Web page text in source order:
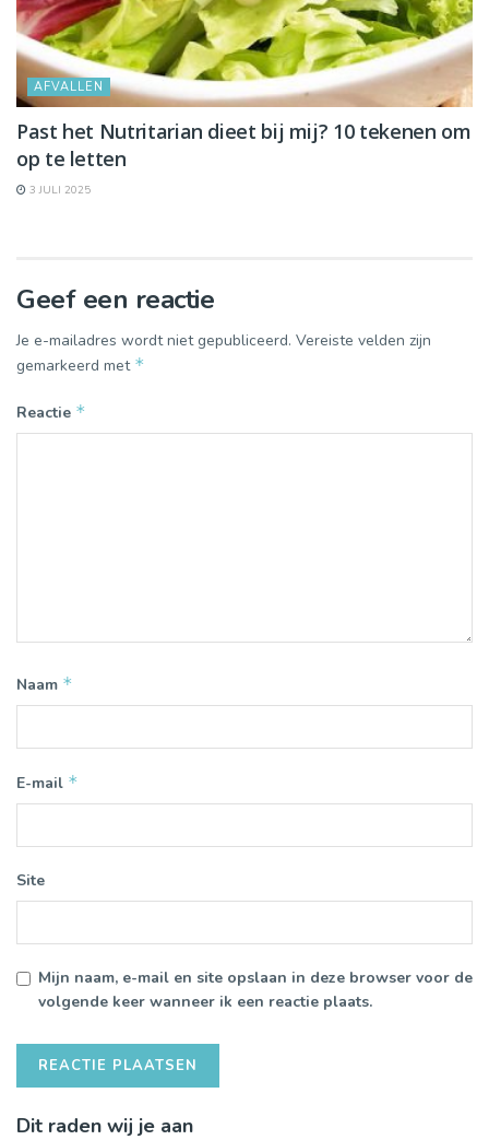
AFVALLEN
Past het Nutritarian dieet bij mij? 10 tekenen om
op te letten
3 JULI 2025
Geef een reactie
Je e-mailadres wordt niet gepubliceerd. Vereiste velden zijn
gemarkeerd met *
Reactie *
Naam *
E-mail *
Site
Mijn naam, e-mail en site opslaan in deze browser voor de
volgende keer wanneer ik een reactie plaats.
Dit raden wij je aan